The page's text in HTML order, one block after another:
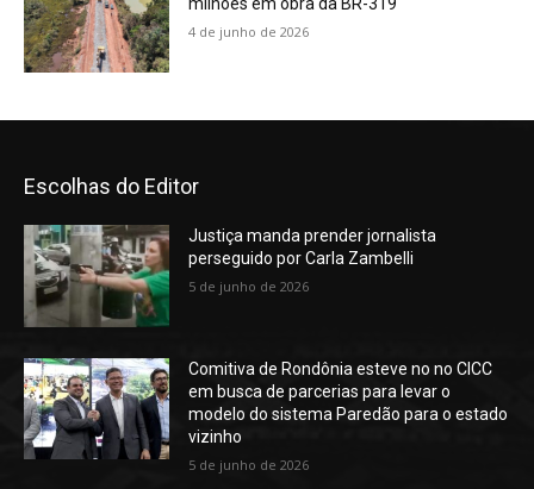
milhões em obra da BR-319
4 de junho de 2026
Escolhas do Editor
Justiça manda prender jornalista
perseguido por Carla Zambelli
5 de junho de 2026
Comitiva de Rondônia esteve no no CICC
em busca de parcerias para levar o
modelo do sistema Paredão para o estado
vizinho
5 de junho de 2026